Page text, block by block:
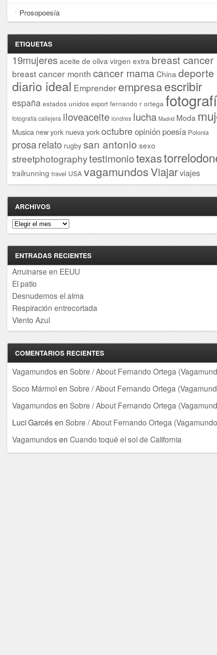
Prosopoesía
ETIQUETAS
19mujeresaceite de oliva virgen extra breast cancer
breast cancer month cancer mama China deporte
diario ideal Emprender empresaescribir
españa estados unidos export fernando r ortega
fotografía callejera iloveaceite londres lucha Madrid Moda
Musica new york nueva yorkoctubre opinión poesía Polonia
prosarelato rugby san antonio sexo
streetphotographytestimoniotexas
trailrunning travel USA vagamundosViajarviajes
ARCHIVOS
Archivos
ENTRADAS RECIENTES
Arruinarse en EEUU
El patio
Desnudemos el alma
Respiración entrecortada
Viento Azul
COMENTARIOS RECIENTES
Vagamundos en Sobre / About Fernando Ortega
Soco Mármolen Sobre / About Fernando Ortega
Vagamundos en Sobre / About Fernando Ortega
Luci Garcés en Sobre / About Fernando Ortega
Vagamundos en Cuando toqué el sol de California